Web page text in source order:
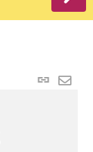
Lien